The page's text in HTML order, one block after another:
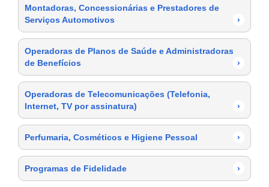
Montadoras, Concessionárias e Prestadores de
Serviços Automotivos
›
Operadoras de Planos de Saúde e Administradoras
de Benefícios
›
Operadoras de Telecomunicações (Telefonia,
Internet, TV por assinatura)
›
Perfumaria, Cosméticos e Higiene Pessoal ›
Programas de Fidelidade ›